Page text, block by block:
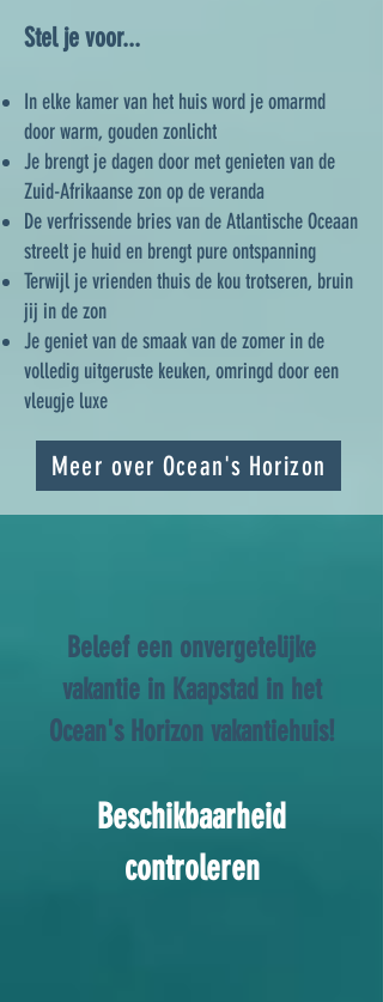
Stel je voor...
In elke kamer van het huis word je omarmd
door warm, gouden zonlicht
Je brengt je dagen door met genieten van de
Zuid-Afrikaanse zon op de veranda
De verfrissende bries van de Atlantische Oceaan
streelt je huid en brengt pure ontspanning
Terwijl je vrienden thuis de kou trotseren, bruin
jij in de zon
Je geniet van de smaak van de zomer in de
volledig uitgeruste keuken, omringd door een
vleugje luxe
Meer over Ocean's Horizon
Beleef een onvergetelijke
vakantie in Kaapstad in het
Ocean's Horizon vakantiehuis!
Beschikbaarheid
controleren